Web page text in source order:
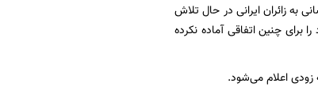
به زائران ایرانی در حال تلاش
چنین اتفاقی آماده نکرده
زودی اعلام می‌شود.